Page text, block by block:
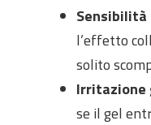
l’effetto
solito
Irritazione
se il gel